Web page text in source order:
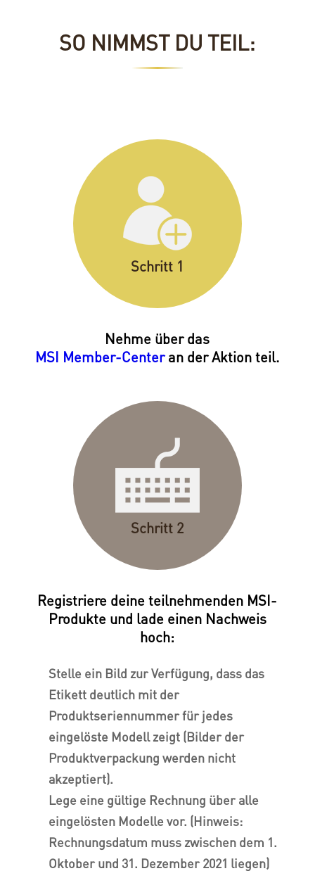
SO NIMMST DU TEIL:
Schritt 1
Nehme über das
MSI Member-Centeran der Aktion teil.
Schritt 2
Registriere deine teilnehmenden MSI-
Produkte und lade einen Nachweis
hoch:
Stelle ein Bild zur Verfügung, dass das
Etikett deutlich mit der
Produktseriennummer für jedes
eingelöste Modell zeigt (Bilder der
Produktverpackung werden nicht
akzeptiert).
Lege eine gültige Rechnung über alle
eingelösten Modelle vor. (Hinweis:
Rechnungsdatum muss zwischen dem 1.
Oktober und 31. Dezember 2021 liegen)